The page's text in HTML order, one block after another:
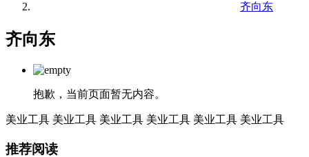
齐向东
齐向东
抱歉，当前页面暂无内容。
美业工具 美业工具 美业工具 美业工具 美业工具 美业工具
推荐阅读